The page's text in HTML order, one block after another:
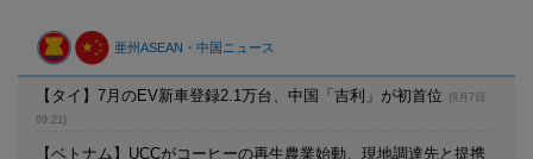
亜州ASEAN・中国ニュース
【タイ】7月のEV新車登録2.1万台、中国「吉利」が初首位
(8月7日
09:21)
【ベトナム】UCCがコーヒーの再生農業始動、現地調達先と提携